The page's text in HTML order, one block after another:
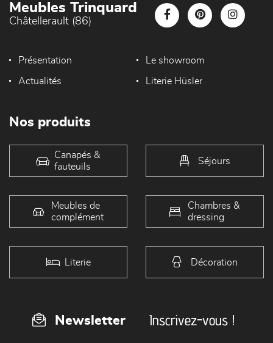
Meubles Trinquard
Châtellerault (86)
Présentation Le showroom
Actualités Literie Hüsler
Nos produits
Canapés &
fauteuils
Séjours
Meubles de
complément
Chambres &
dressing
Literie Décoration
Newsletter Inscrivez-vous !